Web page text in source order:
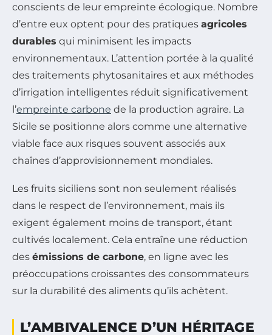
conscients de leur empreinte écologique. Nombre
d’entre eux optent pour des pratiques agricoles
durables qui minimisent les impacts
environnementaux. L’attention portée à la qualité
des traitements phytosanitaires et aux méthodes
d’irrigation intelligentes réduit significativement
l’empreinte carbone de la production agraire. La
Sicile se positionne alors comme une alternative
viable face aux risques souvent associés aux
chaînes d’approvisionnement mondiales.
Les fruits siciliens sont non seulement réalisés
dans le respect de l’environnement, mais ils
exigent également moins de transport, étant
cultivés localement. Cela entraîne une réduction
des émissions de carbone, en ligne avec les
préoccupations croissantes des consommateurs
sur la durabilité des aliments qu’ils achètent.
L’AMBIVALENCE D’UN HÉRITAGE